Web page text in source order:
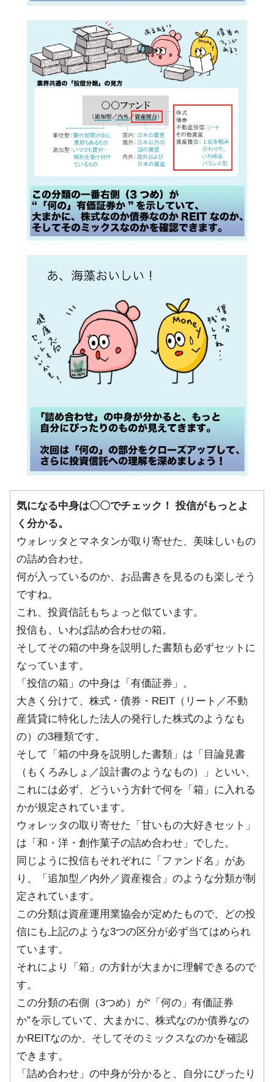
気になる中身は〇〇でチェック！ 投信がもっとよ
く分かる。
ウォレッタとマネタンが取り寄せた、美味しいもの
の詰め合わせ。
何が入っているのか、お品書きを見るのも楽しそう
ですね。
これ、投資信託もちょっと似ています。
投信も、いわば詰め合わせの箱。
そしてその箱の中身を説明した書類も必ずセットに
なっています。
「投信の箱」の中身は「有価証券」。
大きく分けて、株式・債券・REIT（リート／不動
産賃貸に特化した法人の発行した株式のようなも
の）の3種類です。
そして「箱の中身を説明した書類」は「目論見書
（もくろみしょ／設計書のようなもの）」といい、
これには必ず、どういう方針で何を「箱」に入れる
かが規定されています。
ウォレッタの取り寄せた「甘いもの大好きセット」
は「和・洋・創作菓子の詰め合わせ」でした。
同じように投信もそれぞれに「ファンド名」があ
り、「追加型／内外／資産複合」のような分類が制
定されています。
この分類は資産運用業協会が定めたもので、どの投
信にも上記のような3つの区分が必ず当てはめられ
ています。
それにより「箱」の方針が大まかに理解できるので
す。
この分類の右側（3つめ）が“「何の」有価証券
か”を示していて、大まかに、株式なのか債券なの
かREITなのか、そしてそのミックスなのかを確認
できます。
「詰め合わせ」の中身が分かると、自分にぴったり